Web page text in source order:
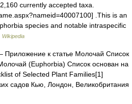
currently accepted taxa.
.This is an
species and notable intraspecific
Wikipedia
Приложение к статье Молочай Список
(Euphorbia) Список основан на
of Selected Plant Families[1]
садов Кью, Лондон, Великобритания